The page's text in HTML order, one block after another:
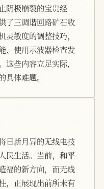
阴极崩裂的宝贵经
了三调谐回路矿石收
敏度的调整技巧，
、使用示波器检查发
些内容立足实际，
体难题。
日新月异的无线电技
生活。当前， 和平
福的新方向，而无线
，正展现出前所未有